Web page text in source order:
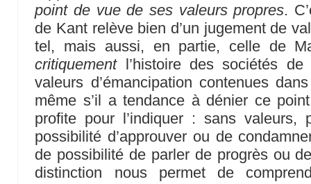
point de vue de ses valeurs propres.
de Kant relève bien d’un jugement de
tel, mais aussi, en partie, celle de
critiquementl’histoire des sociétés
valeurs d’émancipation contenues
même s’il a tendance à dénier ce
profite pour l’indiquer : sans valeurs,
possibilité d’approuver ou de
de possibilité de parler de progrès ou
distinction nous permet de